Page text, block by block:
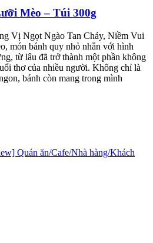
Mèo – Túi 300g
Vị Ngọt Ngào Tan Chảy, Niềm Vui
món bánh quy nhỏ nhắn với hình
từ lâu đã trở thành một phần không
thơ của nhiều người. Không chỉ là
bánh còn mang trong mình
Quán ăn/Cafe/Nhà hàng/Khách